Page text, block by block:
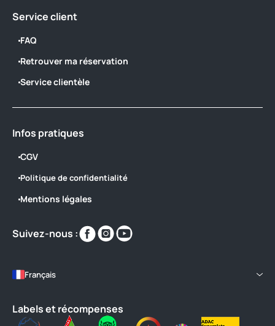
Service client
FAQ
Retrouver ma réservation
Service clientèle
Infos pratiques
CGV
Politique de confidentialité
Mentions légales
Suivez-nous :
Retrouvez-
nous
https://www.facebook.com/
Retrouvez-
nous
https://www.instagram.com/
https://www.youtube.com/
Français
Labels et récompenses